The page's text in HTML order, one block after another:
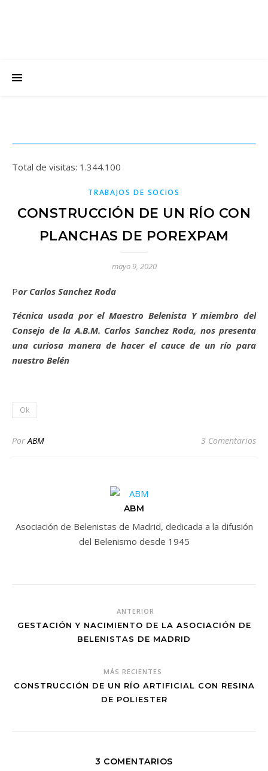
Total de visitas: 1.344.100
TRABAJOS DE SOCIOS
CONSTRUCCIÓN DE UN RÍO CON
PLANCHAS DE POREXPAM
mayo 9, 2020
Por Carlos Sanchez Roda
Técnica usada por el Maestro Belenista Y miembro del
Consejo de la A.B.M. Carlos Sanchez Roda, nos presenta
una curiosa manera de hacer el cauce de un río para
nuestro Belén
Ok
PorABM 3 Comentarios
ABM
Asociación de Belenistas de Madrid, dedicada a la difusión
del Belenismo desde 1945
ANTERIOR
GESTACIÓN Y NACIMIENTO DE LA ASOCIACIÓN DE
BELENISTAS DE MADRID
MÁS RECIENTES
CONSTRUCCIÓN DE UN RÍO ARTIFICIAL CON RESINA
DE POLIESTER
3 COMENTARIOS